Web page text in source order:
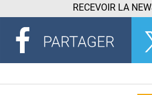
RECEVOIR LA